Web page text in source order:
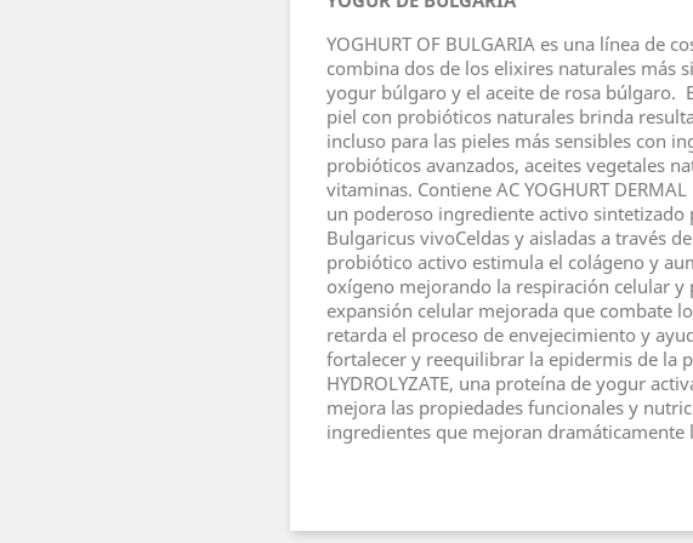
YOGHURT OF BULGARIA es una línea de
combina dos de los elixires naturales más
yogur búlgaro y el aceite de rosa búlgaro.
piel con probióticos naturales brinda
incluso para las pieles más sensibles con
probióticos avanzados, aceites vegetales
vitaminas. Contiene AC YOGHURT DERMAL
un poderoso ingrediente activo sintetizado
Bulgaricus vivoCeldas y aisladas a través
probiótico activo estimula el colágeno y
oxígeno mejorando la respiración celular
expansión celular mejorada que combate
retarda el proceso de envejecimiento y
fortalecer y reequilibrar la epidermis de la
HYDROLYZATE, una proteína de yogur
mejora las propiedades funcionales y
ingredientes que mejoran dramáticamente